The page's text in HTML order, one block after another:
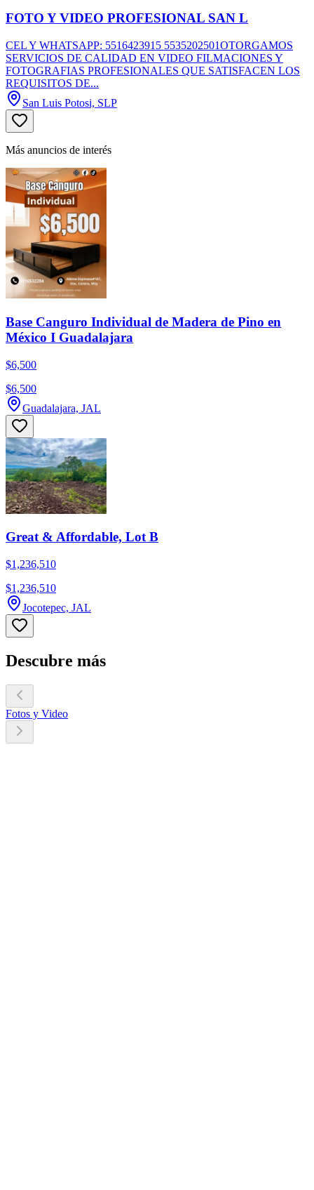
FOTO Y VIDEO PROFESIONAL SAN L
CEL Y WHATSAPP: 5516423915 5535202501OTORGAMOS
SERVICIOS DE CALIDAD EN VIDEO FILMACIONES Y
FOTOGRAFIAS PROFESIONALES QUE SATISFACEN LOS
REQUISITOS DE...
San Luis Potosi, SLP
Más anuncios de interés
Base Canguro Individual de Madera de Pino en
México I Guadalajara
$6,500
$6,500
Guadalajara, JAL
Great & Affordable, Lot B
$1,236,510
$1,236,510
Jocotepec, JAL
Descubre más
Fotos y Video